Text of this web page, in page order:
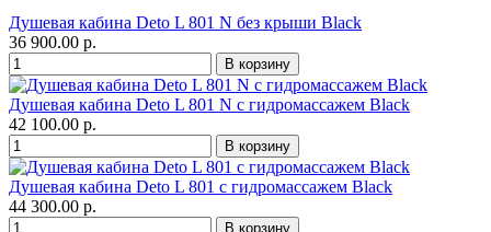
Душевая кабина Deto L 801 N без крыши Black
36 900.00 р.
Душевая кабина Deto L 801 N с гидромассажем Black
42 100.00 р.
Душевая кабина Deto L 801 с гидромассажем Black
44 300.00 р.